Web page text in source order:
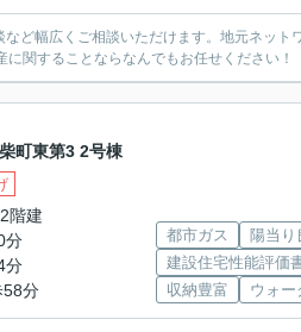
ど幅広くご相談いただけます。地元ネット
関することならなんでもお任せください！
町東第3 2号棟
階建
分
分
58分
都市ガス
陽当り
建設住宅性能評価
収納豊富
ウォー